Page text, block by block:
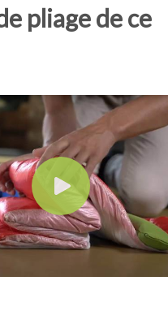
pliage de ce